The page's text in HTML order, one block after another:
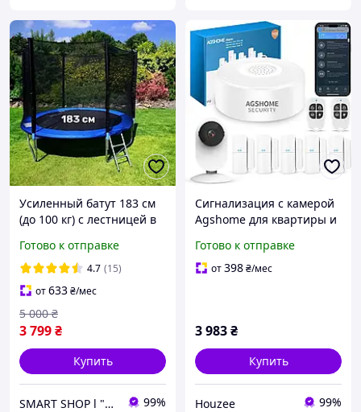
Усиленный батут 183 см
(до 100 кг) с лестницей в
и комфорт для вашего
ребенка!
Готово к отправке
4.7 (15)
от633₴/мес
3 799₴
5 000 ₴
Купить
SMART SHOP l "Товари для дому та активного відпочинку" 99%
Сигнализация с камерой
Agshome для квартиры и
система безопасности
1080P с датчиками и
Готово к отправке
от398₴/мес
3 983₴
Купить
Houzee 99%